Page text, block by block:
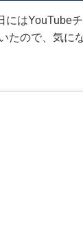
はYouTube
たので、気に